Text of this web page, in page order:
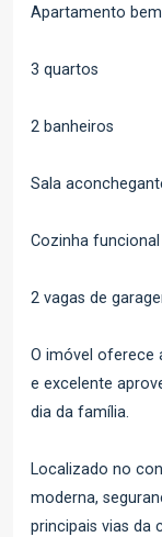
Apartamento
3 quartos
2 banheiros
Sala
Cozinha funcional
2 vagas de
O imóvel oferece
e excelente
dia da família.
Localizado no
moderna,
principais vias da